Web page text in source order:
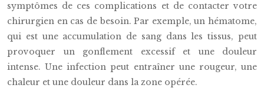
symptômes de ces complications et de contacter votre
chirurgien en cas de besoin. Par exemple, un hématome,
qui est une accumulation de sang dans les tissus, peut
provoquer un gonflement excessif et une douleur
intense. Une infection peut entraîner une rougeur, une
chaleur et une douleur dans la zone opérée.